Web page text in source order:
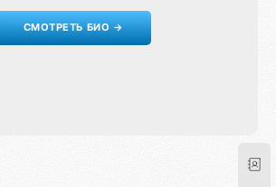
СМОТРЕТЬ БИО →